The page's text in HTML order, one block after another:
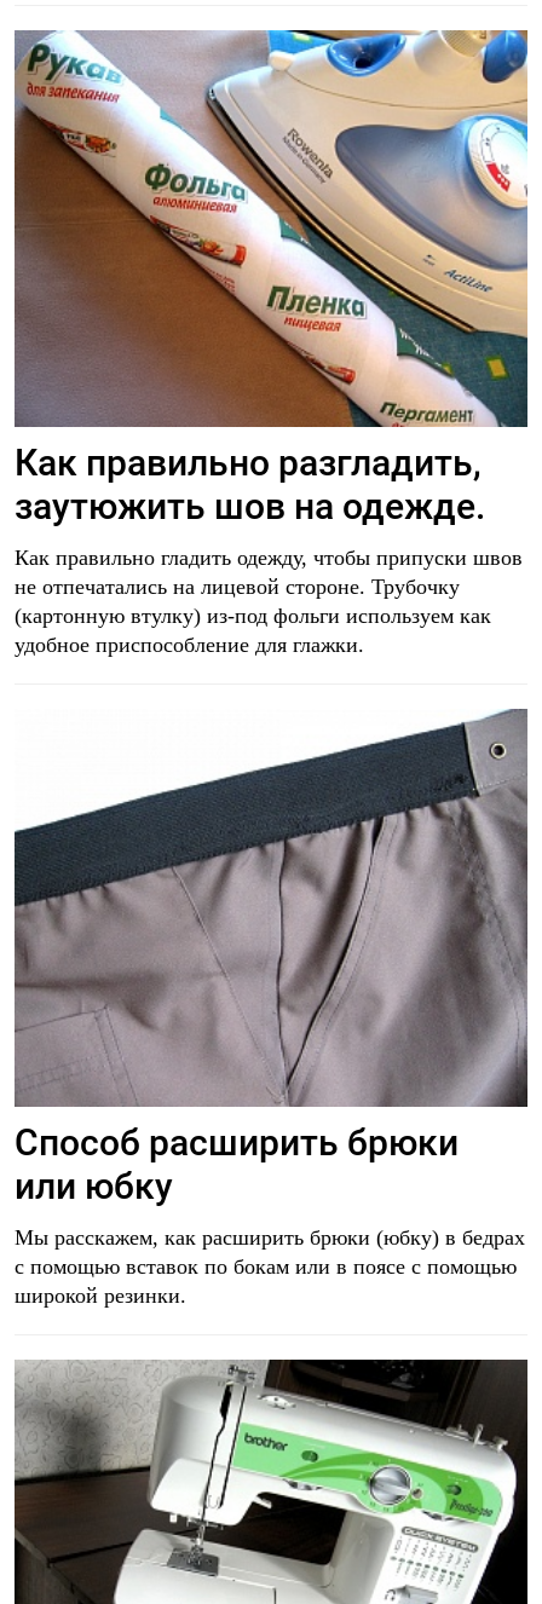
Как правильно разгладить,
заутюжить шов на одежде.
Как правильно гладить одежду, чтобы припуски швов
не отпечатались на лицевой стороне. Трубочку
(картонную втулку) из-под фольги используем как
удобное приспособление для глажки.
Способ расширить брюки
или юбку
Мы расскажем, как расширить брюки (юбку) в бедрах
с помощью вставок по бокам или в поясе с помощью
широкой резинки.